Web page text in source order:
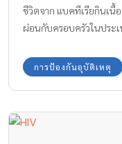
ชีวิตจาก แบคทีเรียกินเนื้
ผ่อนกับครอบครัวในประ
การป้องกันอุบัติเหตุ